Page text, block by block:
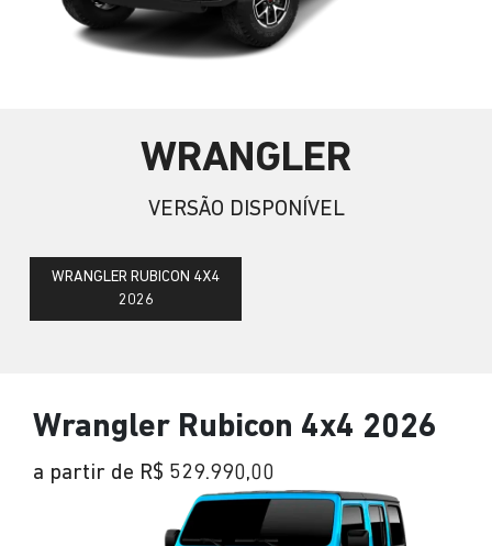
WRANGLER
VERSÃO DISPONÍVEL
WRANGLER RUBICON 4X4
2026
Wrangler Rubicon 4x4 2026
a partir de R$ 529.990,00